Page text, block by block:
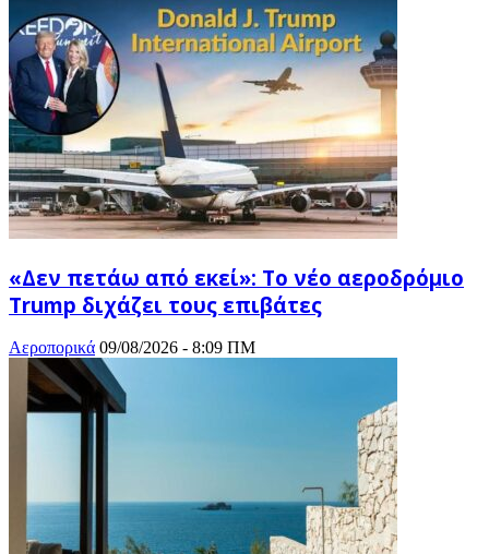
«Δεν πετάω από εκεί»: Το νέο αεροδρόμιο
Trump διχάζει τους επιβάτες
Αεροπορικά 09/08/2026 - 8:09 ΠΜ